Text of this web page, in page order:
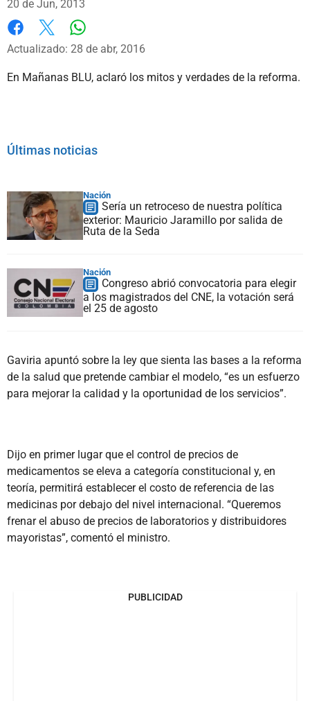
20 de Jun, 2013
Facebook
X
Actualizado: 28 de abr, 2016
En Mañanas BLU, aclaró los mitos y verdades de la reforma.
Últimas noticias
Nación
Sería un retroceso de nuestra política
exterior: Mauricio Jaramillo por salida de
Ruta de la Seda
Nación
Congreso abrió convocatoria para elegir
a los magistrados del CNE, la votación será
el 25 de agosto
Gaviria apuntó sobre la ley que sienta las bases a la reforma
de la salud que pretende cambiar el modelo, “es un esfuerzo
para mejorar la calidad y la oportunidad de los servicios”.
Dijo en primer lugar que el control de precios de
medicamentos se eleva a categoría constitucional y, en
teoría, permitirá establecer el costo de referencia de las
medicinas por debajo del nivel internacional. “Queremos
frenar el abuso de precios de laboratorios y distribuidores
mayoristas”, comentó el ministro.
PUBLICIDAD